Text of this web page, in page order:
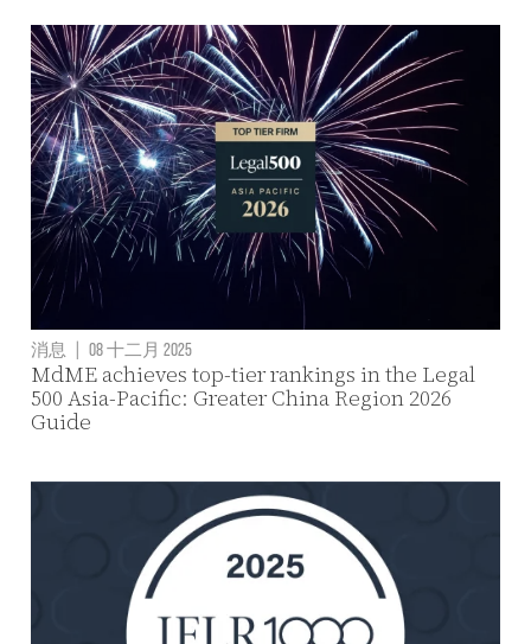
消息 | 08 十二月 2025
MdME achieves top-tier rankings in the Legal
500 Asia-Pacific: Greater China Region 2026
Guide